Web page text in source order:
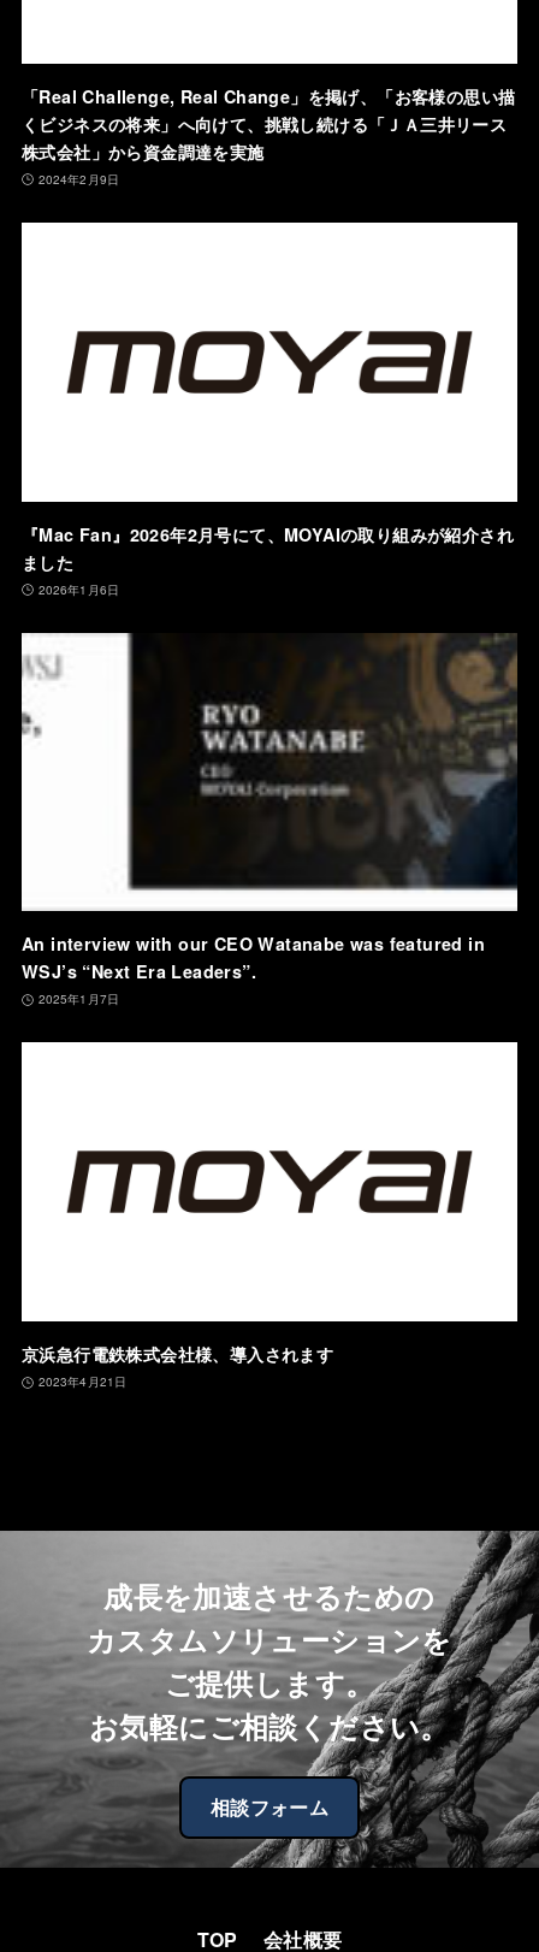
「Real Challenge, Real Change」を掲げ、「お客様の思い描
くビジネスの将来」へ向けて、挑戦し続ける「ＪＡ三井リース
株式会社」から資金調達を実施
2024年2月9日
『Mac Fan』2026年2月号にて、MOYAIの取り組みが紹介され
ました
2026年1月6日
An interview with our CEO Watanabe was featured in
WSJ’s “Next Era Leaders”.
2025年1月7日
京浜急行電鉄株式会社様、導入されます
2023年4月21日
成長を加速させるための
カスタムソリューションを
ご提供します。
お気軽にご相談ください。
相談フォーム
TOP 会社概要